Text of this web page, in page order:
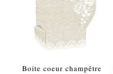
Boite coeur champêtre